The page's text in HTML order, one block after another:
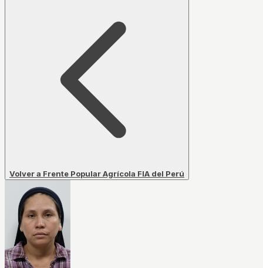
Volver a Frente Popular Agrícola FIA del Perú